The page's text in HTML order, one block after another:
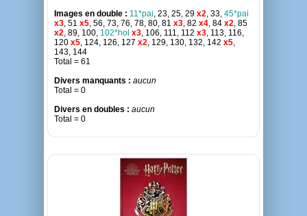
Images en double : 11*pai, 23, 25, 29 x2, 33, 45*pai
x3, 51 x5, 56, 73, 76, 78, 80, 81 x3, 82 x4, 84 x2, 85
x2, 89, 100, 102*hol x3, 106, 111, 112 x3, 113, 116,
120 x5, 124, 126, 127 x2, 129, 130, 132, 142 x5,
143, 144
Total = 61
Divers manquants : aucun
Total = 0
Divers en doubles : aucun
Total = 0